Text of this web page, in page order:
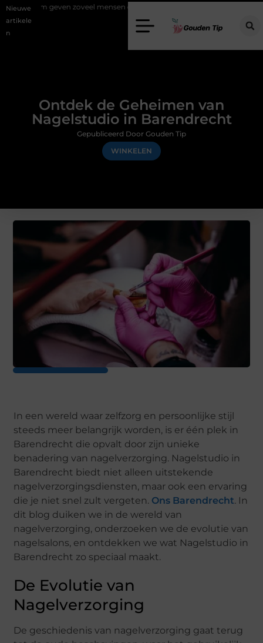
Nieuwe
artikele
n
mensen en wat zijn de mogelijkheden?
Ontdek de Geheimen van
Nagelstudio in Barendrecht
WINKELEN
Gepubliceerd Door Gouden Tip
In een wereld waar zelfzorg en persoonlijke stijl
steeds meer belangrijk worden, is er één plek in
Barendrecht die opvalt door zijn unieke
benadering van nagelverzorging. Nagelstudio in
Barendrecht biedt niet alleen uitstekende
nagelverzorgingsdiensten, maar ook een ervaring
die je niet snel zult vergeten. Ons Barendrecht. In
dit blog duiken we in de wereld van
nagelverzorging, onderzoeken we de evolutie van
nagelsalons, en ontdekken we wat Nagelstudio in
Barendrecht zo speciaal maakt.
De Evolutie van
Nagelverzorging
De geschiedenis van nagelverzorging gaat terug